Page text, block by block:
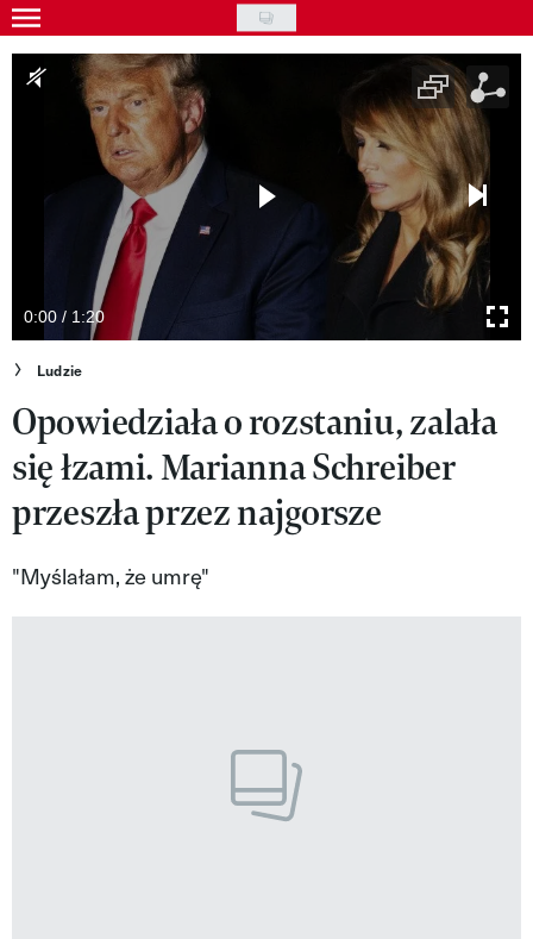
Skip
to
main
Gwiazdy
Kultura
Wideo
Nasze akcje
VIVA!ART
VIVA!MODA
0:00 / 1:20
Ludzie
Opowiedziała o rozstaniu, zalała
się łzami. Marianna Schreiber
przeszła przez najgorsze
"Myślałam, że umrę"